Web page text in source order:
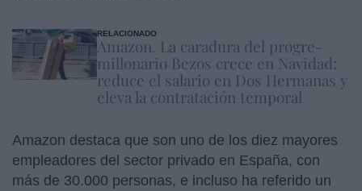
RELACIONADO
Amazon. La caradura del progre-
millonario Bezos crece en Navidad:
reduce el salario en Dos Hermanas y
eleva la contratación temporal
Amazon destaca que son uno de los diez mayores
empleadores del sector privado en España, con
más de 30.000 personas, e incluso ha referido un